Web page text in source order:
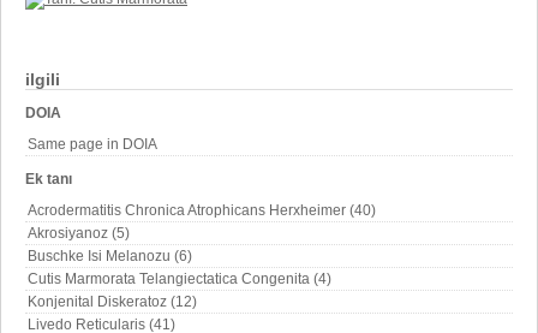
ilgili
DOIA
Same page in DOIA
Ek tanı
Acrodermatitis Chronica Atrophicans Herxheimer (40)
Akrosiyanoz (5)
Buschke Isi Melanozu (6)
Cutis Marmorata Telangiectatica Congenita (4)
Konjenital Diskeratoz (12)
Livedo Reticularis (41)